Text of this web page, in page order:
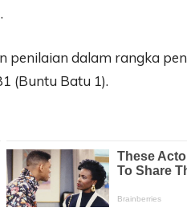
penilaian dalam rangka
(Buntu Batu 1).